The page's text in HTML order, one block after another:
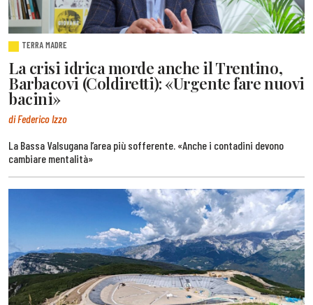
TERRA MADRE
La crisi idrica morde anche il Trentino,
Barbacovi (Coldiretti): «Urgente fare nuovi
bacini»
di Federico Izzo
La Bassa Valsugana l’area più sofferente. «Anche i contadini devono
cambiare mentalità»